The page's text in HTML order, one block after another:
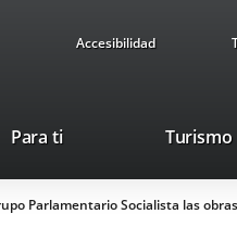
Accesibilidad
Para ti Turismo
Parlamentario Socialista las